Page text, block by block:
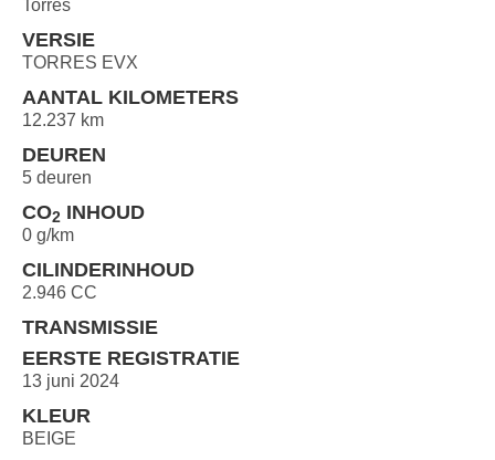
Torres
VERSIE
TORRES EVX
AANTAL KILOMETERS
12.237 km
DEUREN
5 deuren
CO2 INHOUD
0 g/km
CILINDERINHOUD
2.946 CC
TRANSMISSIE
EERSTE REGISTRATIE
13 juni 2024
KLEUR
BEIGE